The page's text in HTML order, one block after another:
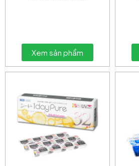
Xem sản phẩm